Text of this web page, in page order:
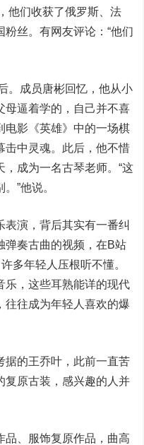
他们收获了俄罗斯、法
丝。有网友评论：“他们
成员唐彬回忆，他从小
母逼着学的，自己并不喜
电影《英雄》中的一场棋
击中灵魂。此后，他不惜
成为一名古琴老师。“这
”他说。
演，背后其实有一番纠
弹奏古曲的视频，在B站
多年轻人压根听不懂。
乐，这些耳熟能详的现代
往往成为年轻人喜欢的爆
的王乔叶，此前一直苦
复原古装，感兴趣的人并
、服饰复原作品，曲高